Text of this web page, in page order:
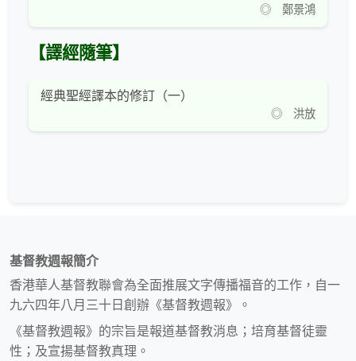
◎ 鄭景鴻
【譯經隨筆】
經典聖經譯本的修訂（一）
◎ 洪放
基督教週報簡介
香港華人基督教聯會為全面推展文字傳播福音的工作，自一
九六四年八月三十日創辦《基督教週報》。
《基督教週報》的宗旨是報道基督教消息；培育基督徒靈
性；及宣揚基督教真理。